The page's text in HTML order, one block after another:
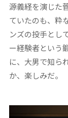
源義経を演じた
ていたのも、粋
ンズの投手とし
ー経験者という
に、大男で知ら
か、楽しみだ。